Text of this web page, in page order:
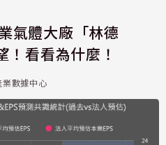
氣體大廠「林德
看看為什麼！
數據中心